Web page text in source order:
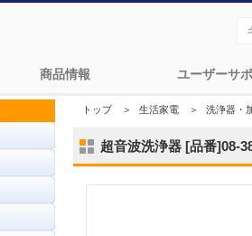
商品情報 ユーザーサ
トップ＞ 生活家電 ＞ 洗浄器・
超音波洗浄器 [品番]08-